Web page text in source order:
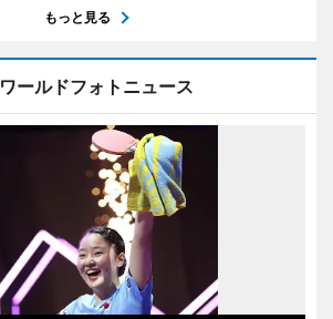
もっと見る
ワールドフォトニュース